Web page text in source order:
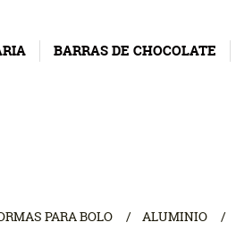
BARRAS DE CHOCOLATE
PARA BOLO ALUMINIO